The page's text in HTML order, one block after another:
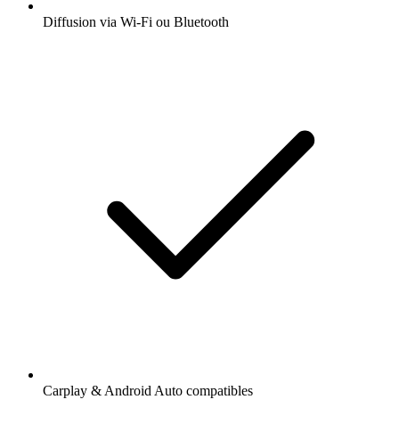
Diffusion via Wi-Fi ou Bluetooth
Carplay & Android Auto compatibles